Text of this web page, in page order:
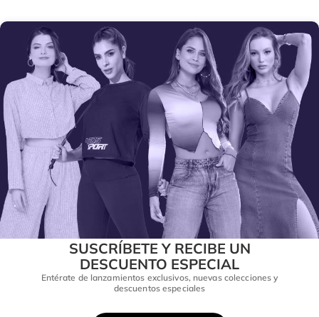
SUSCRÍBETE Y RECIBE UN
DESCUENTO ESPECIAL
Entérate de lanzamientos exclusivos, nuevas colecciones y
descuentos especiales